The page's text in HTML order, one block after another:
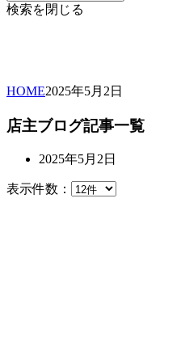
検索を閉じる
HOME2025年5月 2日
店主ブログ記事一覧
2025年5月2日
表示件数：